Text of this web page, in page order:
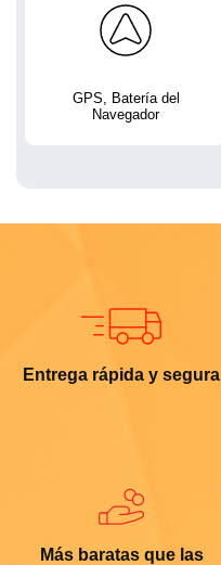
GPS, Batería del
Navegador
Entrega rápida y segura
Más baratas que las